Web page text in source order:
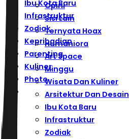
Ibu Kota Baru
Infrastruktur
Zodiak
Kepribadian
Parenting
Kuliner
Photo
Opini
Sisi Lain
Ternyata Hoax
Humaniora
Art Space
Minggu
Wisata Dan Kuliner
Arsitektur Dan Desain
Ibu Kota Baru
Infrastruktur
Zodiak